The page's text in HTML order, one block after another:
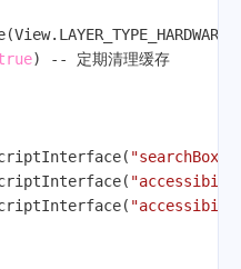
) -- 定期清理缓存